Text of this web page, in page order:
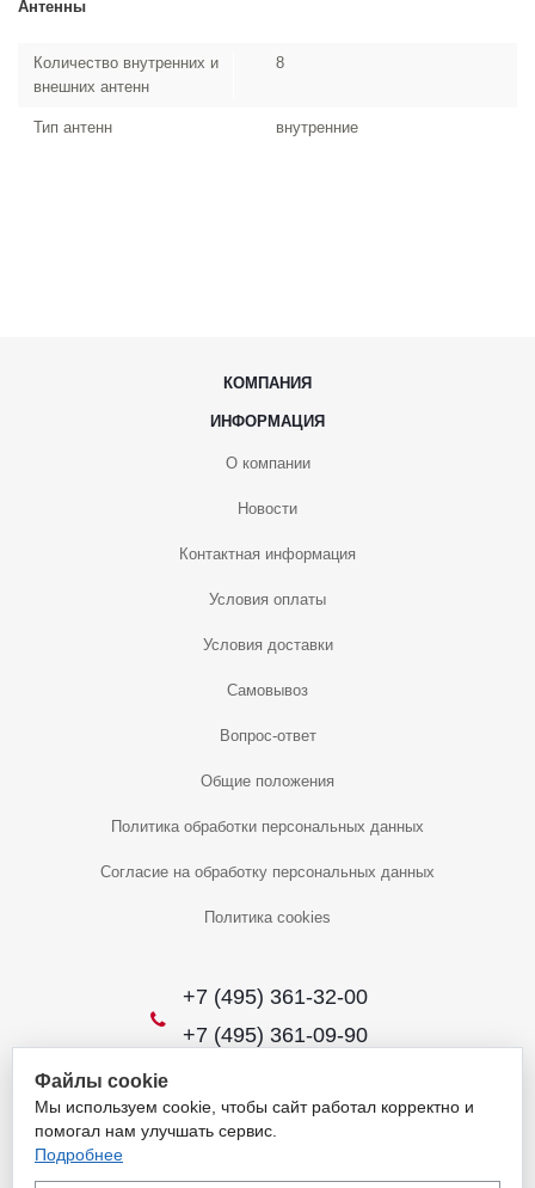
Антенны
Количество внутренних и
внешних антенн
8
Тип антенн внутренние
КОМПАНИЯ
ИНФОРМАЦИЯ
О компании
Новости
Контактная информация
Условия оплаты
Условия доставки
Самовывоз
Вопрос-ответ
Общие положения
Политика обработки персональных данных
Согласие на обработку персональных данных
Политика cookies
+7 (495) 361-32-00
+7 (495) 361-09-90
2026 © Уникальный интернет-магазин
Обращаем ваше внимание на то, что данный интернет-сайт носит
Файлы cookie
Мы используем cookie, чтобы сайт работал корректно и
помогал нам улучшать сервис.
Подробнее